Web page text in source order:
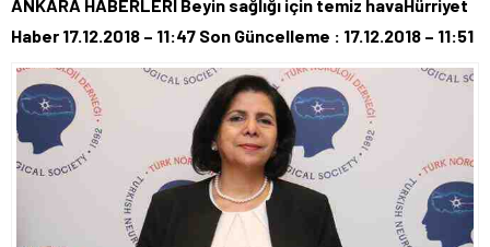
55,0748
ANKARA HABERLERİ Beyin sağlığı için temiz havaHürriyet
Haber 17.12.2018 – 11:47 Son Güncelleme : 17.12.2018 – 11:51